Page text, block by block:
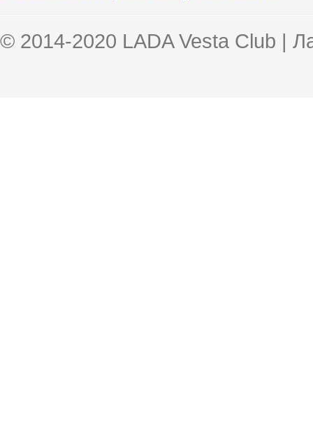
© 2014-2020 LADA Vesta Club |